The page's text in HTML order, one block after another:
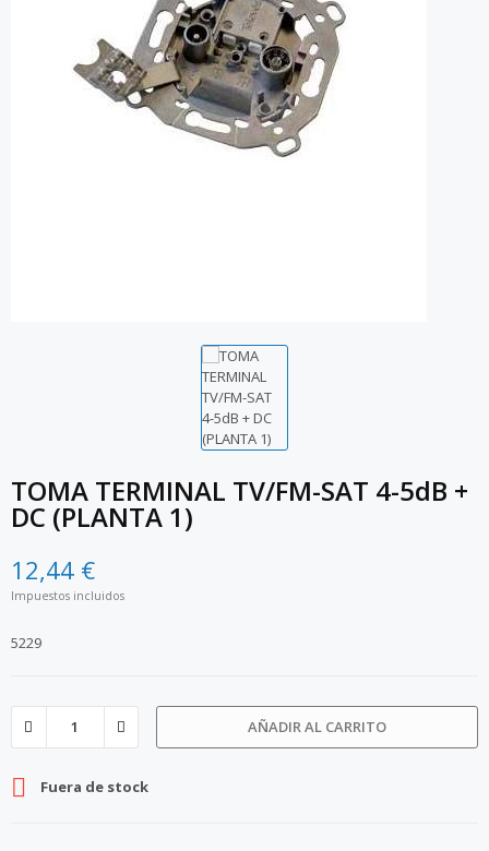
TOMA TERMINAL TV/FM-SAT 4-5dB +
DC (PLANTA 1)
12,44 €
Impuestos incluidos
5229
AÑADIR AL CARRITO
 Fuera de stock